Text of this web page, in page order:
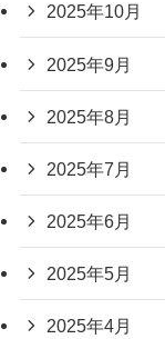
2025年10月
2025年9月
2025年8月
2025年7月
2025年6月
2025年5月
2025年4月